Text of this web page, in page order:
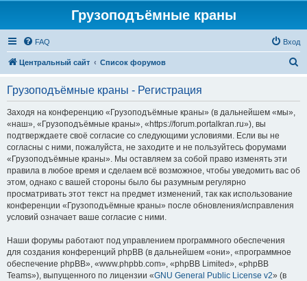
Грузоподъёмные краны
FAQ Вход
Центральный сайт Список форумов
Грузоподъёмные краны - Регистрация
Заходя на конференцию «Грузоподъёмные краны» (в дальнейшем «мы»,
«наш», «Грузоподъёмные краны», «https://forum.portalkran.ru»), вы
подтверждаете своё согласие со следующими условиями. Если вы не
согласны с ними, пожалуйста, не заходите и не пользуйтесь форумами
«Грузоподъёмные краны». Мы оставляем за собой право изменять эти
правила в любое время и сделаем всё возможное, чтобы уведомить вас об
этом, однако с вашей стороны было бы разумным регулярно
просматривать этот текст на предмет изменений, так как использование
конференции «Грузоподъёмные краны» после обновления/исправления
условий означает ваше согласие с ними.
Наши форумы работают под управлением программного обеспечения
для создания конференций phpBB (в дальнейшем «они», «программное
обеспечение phpBB», «www.phpbb.com», «phpBB Limited», «phpBB
Teams»), выпущенного по лицензии «GNU General Public License v2» (в